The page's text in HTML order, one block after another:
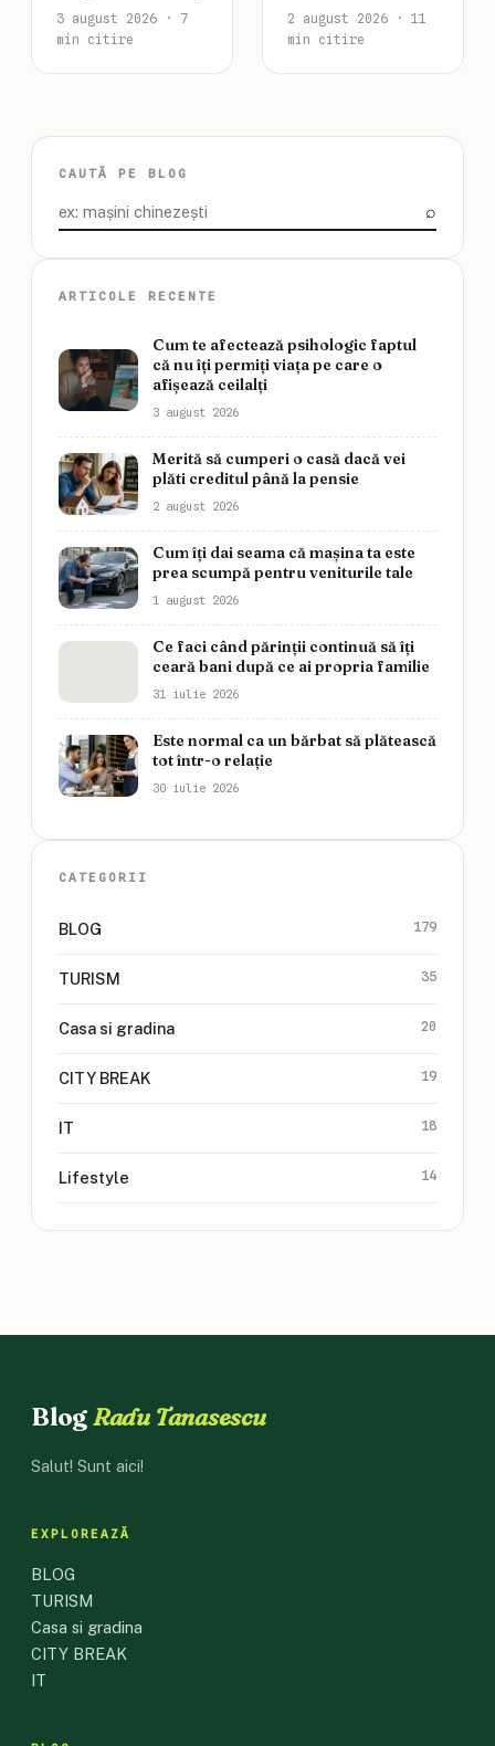
3 august 2026 · 7
min citire
2 august 2026 · 11
min citire
CAUTĂ PE BLOG
Caută ⌕
ARTICOLE RECENTE
Cum te afectează psihologic faptul
că nu îți permiți viața pe care o
afișează ceilalți
3 august 2026
Merită să cumperi o casă dacă vei
plăti creditul până la pensie
2 august 2026
Cum îți dai seama că mașina ta este
prea scumpă pentru veniturile tale
1 august 2026
Ce faci când părinții continuă să îți
ceară bani după ce ai propria familie
31 iulie 2026
Este normal ca un bărbat să plătească
tot într-o relație
30 iulie 2026
CATEGORII
BLOG 179
TURISM 35
Casa si gradina 20
CITY BREAK 19
IT 18
Lifestyle 14
BlogRadu Tanasescu
Salut! Sunt aici!
EXPLOREAZĂ
BLOG
TURISM
Casa si gradina
CITY BREAK
IT